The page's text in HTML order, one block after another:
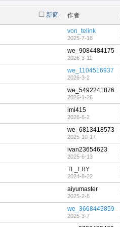
新窗 作者
von_telink
2025-7-18
we_9084484175
2026-3-11
we_1104516937
2026-3-2
we_5492241876
2026-1-26
imi415
2026-6-2
we_6813418573
2025-10-17
ivan23654623
2025-6-13
TL_LBY
2024-8-22
aiyumaster
2025-2-8
we_3668445859
2025-3-7